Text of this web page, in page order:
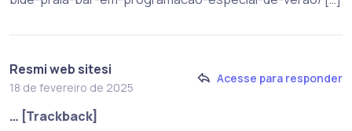
Resmi web sitesi
18 de fevereiro de 2025
Acesse para responder
… [Trackback]